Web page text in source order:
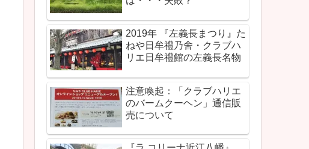
2019年 『左義長まつり』た
ねや日牟禮乃舍・クラブハ
リエ日牟禮館の左義長名物
注意喚起：「クラブハリエ
のバームクーヘン」通信販
売について